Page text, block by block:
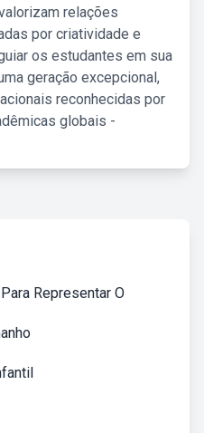
relações
por criatividade e
os estudantes em sua
geração excepcional,
reconhecidas por
globais -
Representar O